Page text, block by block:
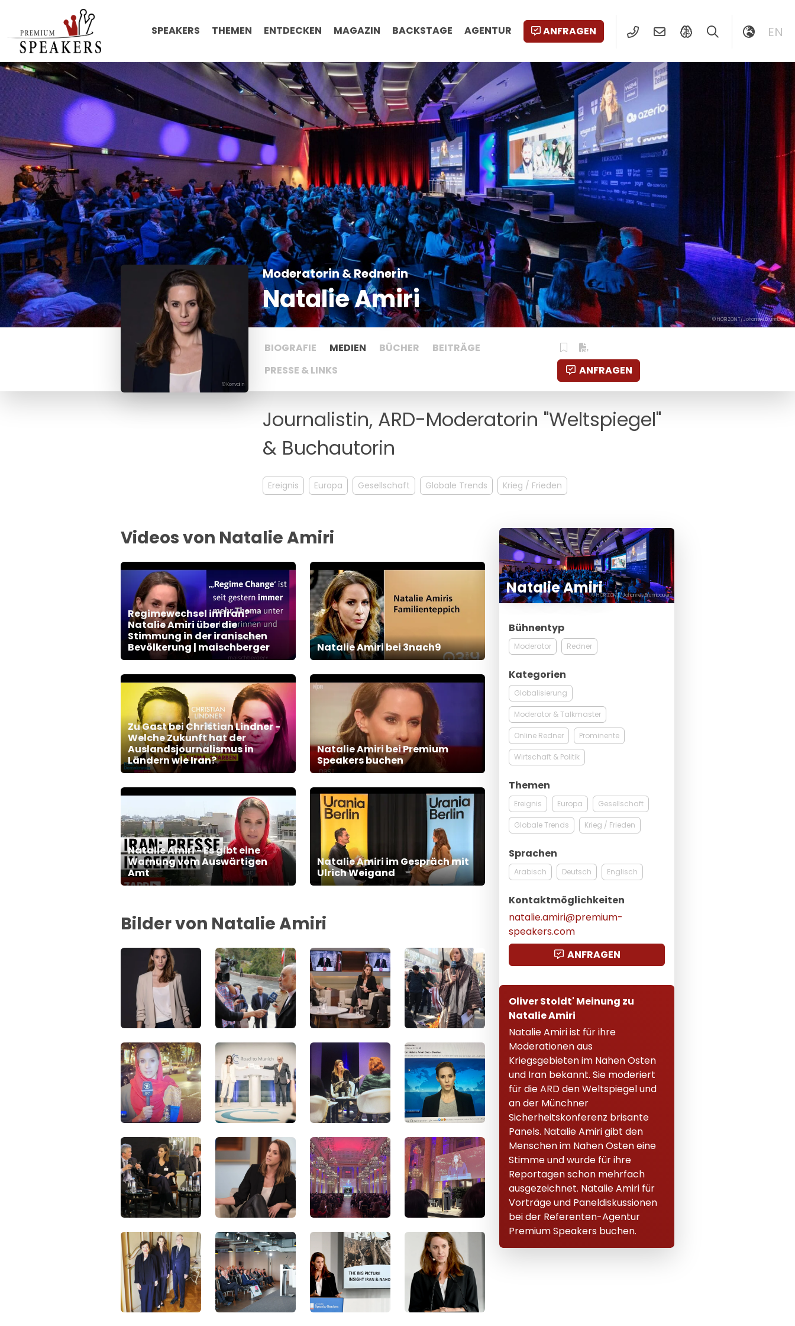
SPEAKERS THEMEN ENTDECKEN MAGAZIN BACKSTAGE AGENTUR ANFRAGEN EN
© HORIZONT/Johannes Brunnbauer
© Konvalin
Moderatorin & Rednerin
Natalie Amiri
BIOGRAFIE MEDIEN BÜCHER
BEITRÄGE
PRESSE & LINKS
ANFRAGEN
Journalistin, ARD-Moderatorin "Weltspiegel"
& Buchautorin
Ereignis Europa Gesellschaft Globale Trends Krieg / Frieden
Videos von Natalie Amiri
Regimewechsel im Iran?
Natalie Amiri über die
Stimmung in der iranischen
Bevölkerung | maischberger
Natalie Amiri bei 3nach9
Zu Gast bei Christian Lindner -
Welche Zukunft hat der
Auslandsjournalismus in
Ländern wie Iran?
Natalie Amiri bei Premium
Speakers buchen
Natalie Amiri - Es gibt eine
Warnung vom Auswärtigen
Amt
Natalie Amiri im Gespräch mit
Ulrich Weigand
Bilder von Natalie Amiri
© HORIZONT/Johannes Brunnbauer
Natalie Amiri
Bühnentyp
Moderator Redner
Kategorien
Globalisierung
Moderator & Talkmaster
Online Redner Prominente
Wirtschaft & Politik
Themen
Ereignis Europa Gesellschaft
Globale Trends Krieg / Frieden
Sprachen
Arabisch Deutsch Englisch
Kontaktmöglichkeiten
natalie.amiri@premium-
speakers.com
ANFRAGEN
Oliver Stoldt' Meinung zu
Natalie Amiri
Natalie Amiri ist für ihre
Moderationen aus
Kriegsgebieten im Nahen Osten
und Iran bekannt. Sie moderiert
für die ARD den Weltspiegel und
an der Münchner
Sicherheitskonferenz brisante
Panels. Natalie Amiri gibt den
Menschen im Nahen Osten eine
Stimme und wurde für ihre
Reportagen schon mehrfach
ausgezeichnet. Natalie Amiri für
Vorträge und Paneldiskussionen
bei der Referenten-Agentur
Premium Speakers buchen.